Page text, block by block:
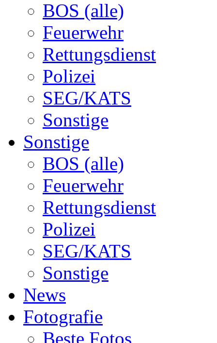
BOS (alle)
Feuerwehr
Rettungsdienst
Polizei
SEG/KATS
Sonstige
Sonstige
BOS (alle)
Feuerwehr
Rettungsdienst
Polizei
SEG/KATS
Sonstige
News
Fotografie
Beste Fotos